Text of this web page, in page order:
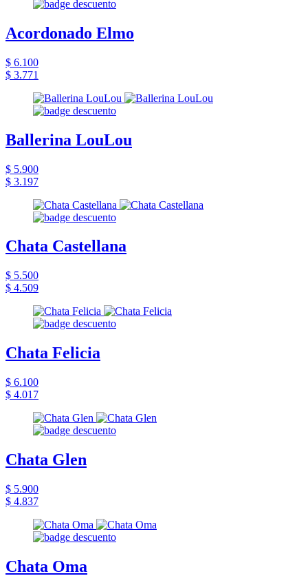
Acordonado Elmo
$ 6.100
$ 3.771
Ballerina LouLou
$ 5.900
$ 3.197
Chata Castellana
$ 5.500
$ 4.509
Chata Felicia
$ 6.100
$ 4.017
Chata Glen
$ 5.900
$ 4.837
Chata Oma